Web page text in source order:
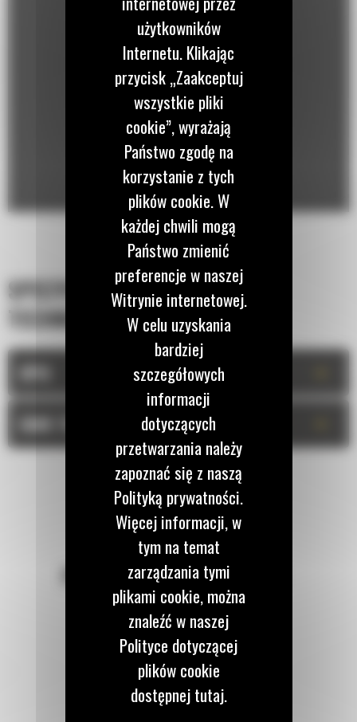
SPECYFIKACJA
TECHNICZNA
DANE TECHNICZNE
POZOSTAŃMY W KONTAKCIE
Zadzwoń do nas
122 100 122
użytkowników
Internetu. Klikając
przycisk „Zaakceptuj
wszystkie pliki
cookie”, wyrażają
Państwo zgodę na
korzystanie z tych
plików cookie. W
każdej chwili mogą
Państwo zmienić
preferencje w naszej
Witrynie internetowej.
W celu uzyskania
bardziej
szczegółowych
informacji
dotyczących
przetwarzania należy
zapoznać się z naszą
Polityką prywatności.
Więcej informacji, w
tym na temat
zarządzania tymi
plikami cookie, można
znaleźć w naszej
Polityce dotyczącej
plików cookie
dostępnej tutaj.